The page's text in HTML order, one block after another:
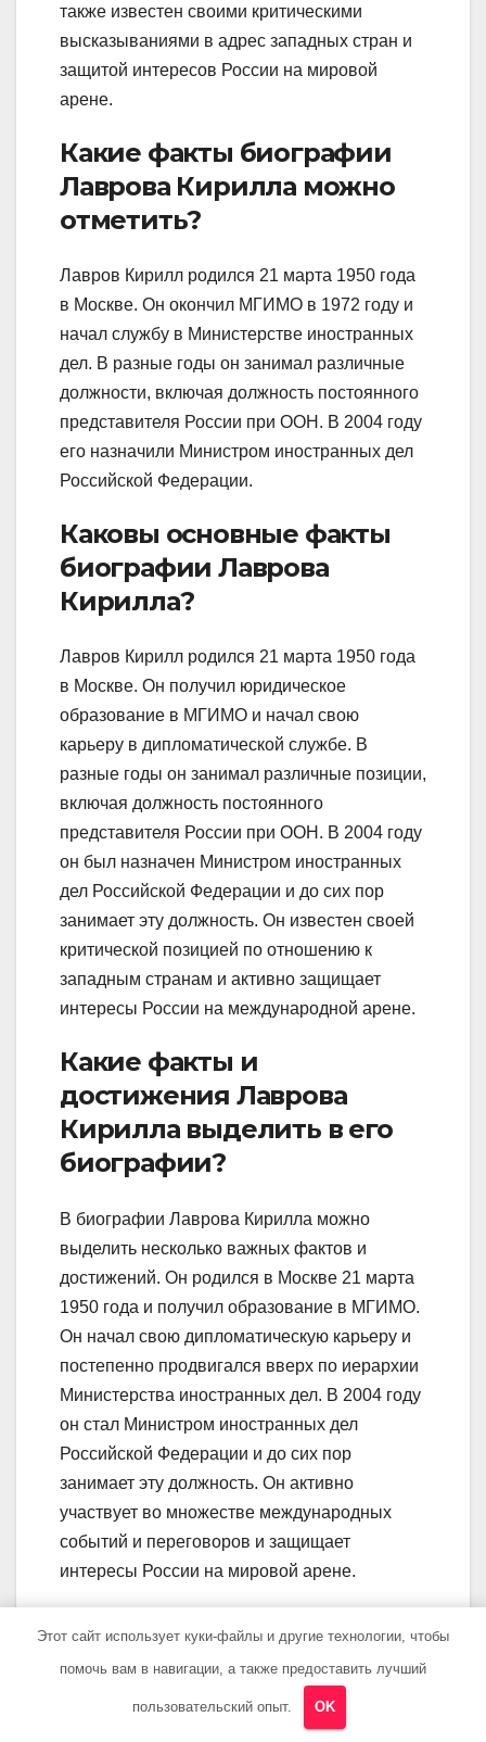
также известен своими критическими
высказываниями в адрес западных стран и
защитой интересов России на мировой
арене.
Какие факты биографии
Лаврова Кирилла можно
отметить?
Лавров Кирилл родился 21 марта 1950 года
в Москве. Он окончил МГИМО в 1972 году и
начал службу в Министерстве иностранных
дел. В разные годы он занимал различные
должности, включая должность постоянного
представителя России при ООН. В 2004 году
его назначили Министром иностранных дел
Российской Федерации.
Каковы основные факты
биографии Лаврова
Кирилла?
Лавров Кирилл родился 21 марта 1950 года
в Москве. Он получил юридическое
образование в МГИМО и начал свою
карьеру в дипломатической службе. В
разные годы он занимал различные позиции,
включая должность постоянного
представителя России при ООН. В 2004 году
он был назначен Министром иностранных
дел Российской Федерации и до сих пор
занимает эту должность. Он известен своей
критической позицией по отношению к
западным странам и активно защищает
интересы России на международной арене.
Какие факты и
достижения Лаврова
Кирилла выделить в его
биографии?
В биографии Лаврова Кирилла можно
выделить несколько важных фактов и
достижений. Он родился в Москве 21 марта
1950 года и получил образование в МГИМО.
Он начал свою дипломатическую карьеру и
постепенно продвигался вверх по иерархии
Министерства иностранных дел. В 2004 году
он стал Министром иностранных дел
Российской Федерации и до сих пор
занимает эту должность. Он активно
участвует во множестве международных
событий и переговоров и защищает
интересы России на мировой арене.
Какие достижения есть у
Лаврова Кирилла?
Лавров Кирилл является одним из самых
Этот сайт использует куки-файлы и другие технологии, чтобы
помочь вам в навигации, а также предоставить лучший
пользовательский опыт. OK